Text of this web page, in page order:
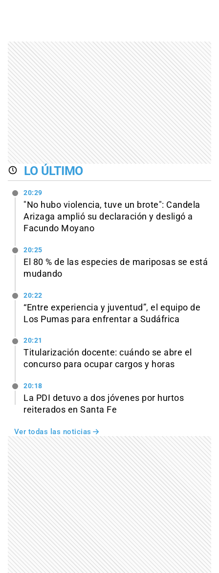
LO ÚLTIMO
20:29
"No hubo violencia, tuve un brote": Candela
Arizaga amplió su declaración y desligó a
Facundo Moyano
20:25
El 80 % de las especies de mariposas se está
mudando
20:22
“Entre experiencia y juventud”, el equipo de
Los Pumas para enfrentar a Sudáfrica
20:21
Titularización docente: cuándo se abre el
concurso para ocupar cargos y horas
20:18
La PDI detuvo a dos jóvenes por hurtos
reiterados en Santa Fe
Ver todas las noticias